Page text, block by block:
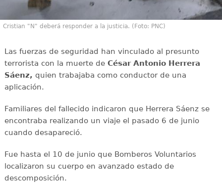
Cristian "N" deberá responder a la justicia. (Foto: PNC)
Las fuerzas de seguridad han vinculado al presunto
terrorista con la muerte de César Antonio Herrera
Sáenz, quien trabajaba como conductor de una
aplicación.
Familiares del fallecido indicaron que Herrera Sáenz se
encontraba realizando un viaje el pasado 6 de junio
cuando desapareció.
Fue hasta el 10 de junio que Bomberos Voluntarios
localizaron su cuerpo en avanzado estado de
descomposición.